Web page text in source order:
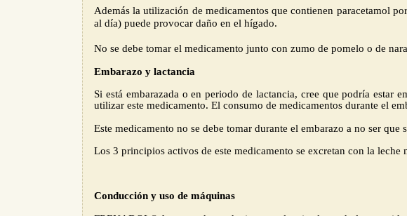
Además la utilización de medicamentos que contienen paracetamol
al día) puede provocar daño en el hígado.
No se debe tomar el medicamento junto con zumo de pomelo o de
Embarazo y lactancia
Si está embarazada o en periodo de lactancia, cree que podría estar
utilizar este medicamento. El consumo de medicamentos durante el
Este medicamento no se debe tomar durante el embarazo a no ser que
Los 3 principios activos de este medicamento se excretan con la
Conducción y uso de máquinas